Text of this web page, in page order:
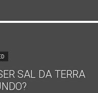
SAL DA TERRA